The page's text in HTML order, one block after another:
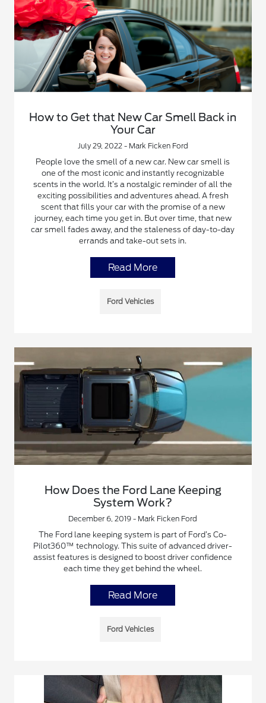
How to Get that New Car Smell Back in
Your Car
July 29, 2022 - Mark Ficken Ford
People love the smell of a new car. New car smell is
one of the most iconic and instantly recognizable
scents in the world. It’s a nostalgic reminder of all the
exciting possibilities and adventures ahead. A fresh
scent that fills your car with the promise of a new
journey, each time you get in. But over time, that new
car smell fades away, and the staleness of day-to-day
errands and take-out sets in.
Read More
Ford Vehicles
How Does the Ford Lane Keeping
System Work?
December 6, 2019 - Mark Ficken Ford
The Ford lane keeping system is part of Ford’s Co-
Pilot360™ technology. This suite of advanced driver-
assist features is designed to boost driver confidence
each time they get behind the wheel.
Read More
Ford Vehicles